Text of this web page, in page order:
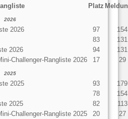
Platz
2026
2026 97
154
83
131
2026
94
131
Challenger-Rangliste 2026
17 29
2025
2025 93
179
78
154
2025
82
113
Challenger-Rangliste 2025
20 27